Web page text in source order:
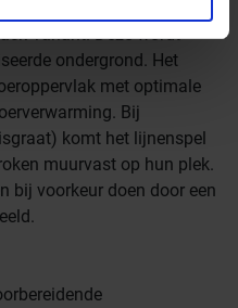
Deze wordt
ondergrond. Het
met optimale
Bij
komt het lijnenspel
muurvast op hun plek.
bij voorkeur doen door een